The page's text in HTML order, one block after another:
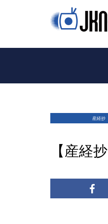
産経抄
【産経